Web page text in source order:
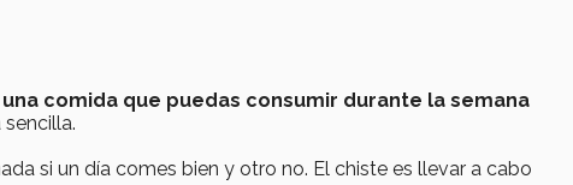
comida que puedas consumir durante la semana
si un día comes bien y otro no. El chiste es llevar a cabo